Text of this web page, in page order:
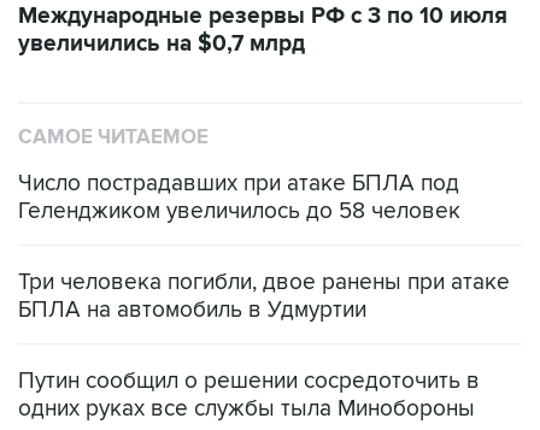
Международные резервы РФ с 3 по 10 июля
увеличились на $0,7 млрд
САМОЕ ЧИТАЕМОЕ
Число пострадавших при атаке БПЛА под
Геленджиком увеличилось до 58 человек
Три человека погибли, двое ранены при атаке
БПЛА на автомобиль в Удмуртии
Путин сообщил о решении сосредоточить в
одних руках все службы тыла Минобороны